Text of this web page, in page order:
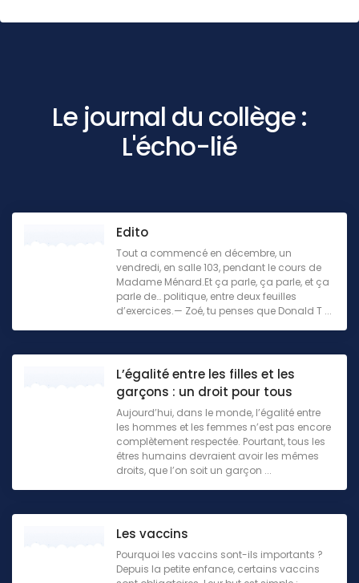
Le journal du collège :
L'écho-lié
Edito
Tout a commencé en décembre, un
vendredi, en salle 103, pendant le cours de
Madame Ménard.Et ça parle, ça parle, et ça
parle de… politique, entre deux feuilles
d’exercices.— Zoé, tu penses que Donald T ...
L’égalité entre les filles et les
garçons : un droit pour tous
Aujourd’hui, dans le monde, l’égalité entre
les hommes et les femmes n’est pas encore
complètement respectée. Pourtant, tous les
êtres humains devraient avoir les mêmes
droits, que l’on soit un garçon ...
Les vaccins
Pourquoi les vaccins sont-ils importants ?
Depuis la petite enfance, certains vaccins